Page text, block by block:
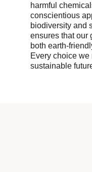
harmful
conscientious
biodiversity and
ensures that our
both earth-
Every choice we
sustainable